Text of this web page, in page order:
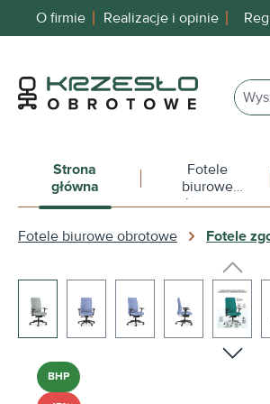
Przejdź do głównej
O firmie Realizacje i opinie
Strona
główna
Fotele
biurowe
obrotowe
Fotele biurowe obrotowe
Fotele
BHP